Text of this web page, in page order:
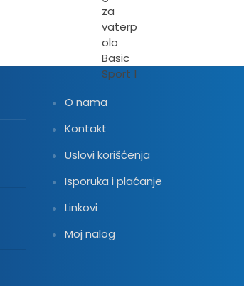
O nama
Kontakt
Uslovi korišćenja
Isporuka i plaćanje
Linkovi
Moj nalog